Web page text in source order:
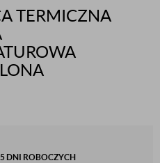
TERMICZNA
DNI ROBOCZYCH